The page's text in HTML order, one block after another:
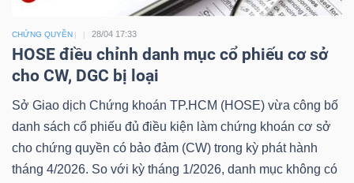
CHỨNG QUYỀN 28/04 17:33
HOSE điều chỉnh danh mục cổ phiếu cơ sở
cho CW, DGC bị loại
Sở Giao dịch Chứng khoán TP.HCM (HOSE) vừa công bố
danh sách cổ phiếu đủ điều kiện làm chứng khoán cơ sở
cho chứng quyền có bảo đảm (CW) trong kỳ phát hành
tháng 4/2026. So với kỳ tháng 1/2026, danh mục không có
Truyền
tài
chính